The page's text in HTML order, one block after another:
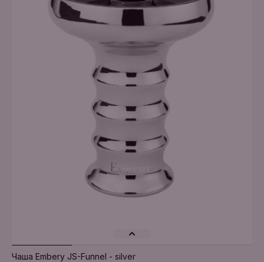
Додати в кошик
Чаша Embery JS-Funnel - silver